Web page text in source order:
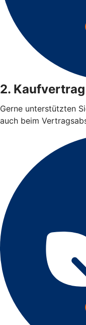
2.
Gerne unterstützten
auch beim